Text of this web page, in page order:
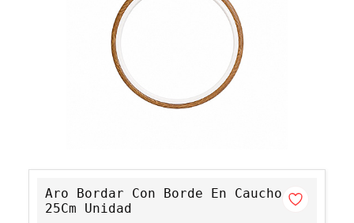
Aro Bordar Con Borde En Caucho
25Cm Unidad